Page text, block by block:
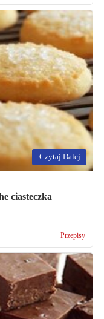
Czytaj Dalej
ciasteczka
Przepisy